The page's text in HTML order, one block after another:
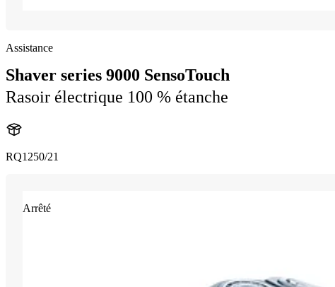
Assistance
Shaver series 9000 SensoTouch
Rasoir électrique 100 % étanche
RQ1250/21
Arrêté